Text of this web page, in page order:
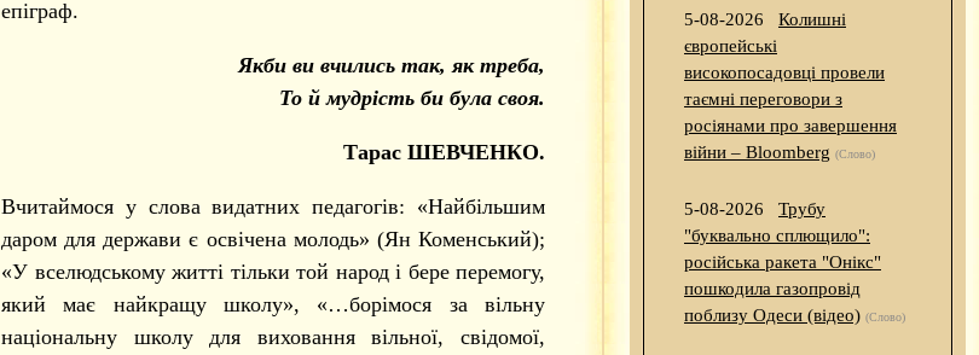
епіграф.
Якби ви вчились так, як треба,
То й мудрість би була своя.
Тарас ШЕВЧЕНКО.
Вчитаймося у слова видатних педагогів: «Найбільшим
даром для держави є освічена молодь» (Ян Коменський);
«У вселюдському житті тільки той народ і бере перемогу,
який має найкращу школу», «…борімося за вільну
національну школу для виховання вільної, свідомої,
5-08-2026
Колишні
європейські
високопосадовці провели
таємні переговори з
росіянами про завершення
війни – Bloomberg (Слово)
5-08-2026
Трубу
"буквально сплющило":
російська ракета "Онікс"
пошкодила газопровід
поблизу Одеси (відео) (Слово)